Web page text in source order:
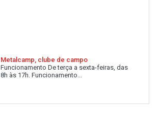
Metalcamp, clube de campo
Funcionamento De terça a sexta-feiras, das
8h às 17h. Funcionamento...